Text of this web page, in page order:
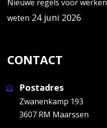
Nieuwe regels voor
weten 24 juni 2026
CONTACT
Postadres
Zwanenkamp 193
3607 RM Maarssen